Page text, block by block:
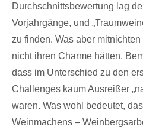
Durchschnittsbewertung lag
Vorjahrgänge, und
zu finden. Was aber
nicht ihren Charme hätten.
dass im Unterschied zu den
Challenges kaum Ausreißer
waren. Was wohl bedeutet,
Weinmachens –